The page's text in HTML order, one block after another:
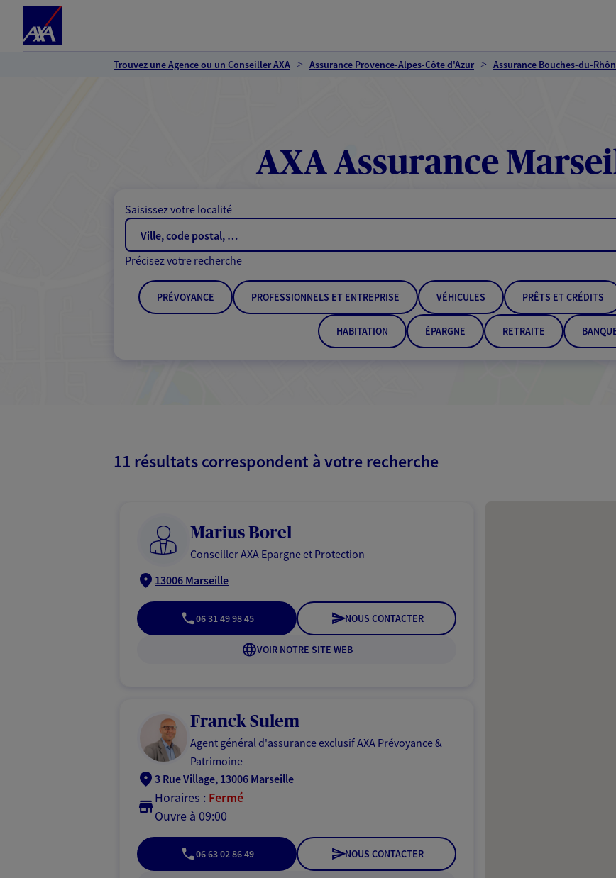
Trouvez une Agence ou un Conseiller AXA Assurance Provence-Alpes-Côte d'Azur Assurance Bouches-du-
AXA Assurance
Saisissez votre localité
Précisez votre recherche
PRÉVOYANCE PROFESSIONNELS ET ENTREPRISE VÉHICULES PRÊTS ET CRÉDITS
HABITATION ÉPARGNE RETRAITE
11 résultats correspondent à votre recherche
Marius Borel
Conseiller AXA Epargne et Protection
13006 Marseille
06 31 49 98 45 NOUS CONTACTER
VOIR NOTRE SITE WEB
Franck Sulem
Agent général d'assurance exclusif AXA Prévoyance &
Patrimoine
3 Rue Village, 13006 Marseille
Horaires : Fermé
Ouvre à 09:00
06 63 02 86 49 NOUS CONTACTER